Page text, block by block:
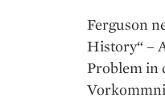
Ferguson
History“ –
Problem in